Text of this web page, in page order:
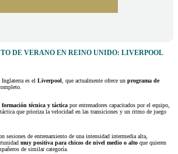
DE VERANO EN REINO UNIDO: LIVERPOOL
es el Liverpool , que actualmente ofrece un programa de
formación técnica y táctica por entrenadores capacitados por el equipo,
que prioriza la velocidad en las transiciones y un ritmo de juego
sesiones de entrenamiento de una intensidad intermedia alta,
muy positiva para chicos de nivel medio o alto que quieren
de similar categoría.